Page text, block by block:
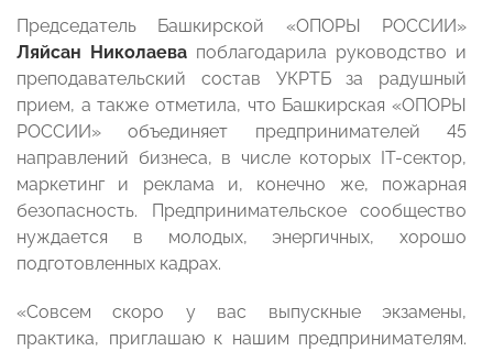
Председатель Башкирской «ОПОРЫ РОССИИ»
Ляйсан Николаева поблагодарила руководство и
преподавательский состав УКРТБ за радушный
прием, а также отметила, что Башкирская «ОПОРЫ
РОССИИ» объединяет предпринимателей 45
направлений бизнеса, в числе которых IT-сектор,
маркетинг и реклама и, конечно же, пожарная
безопасность. Предпринимательское сообщество
нуждается в молодых, энергичных, хорошо
подготовленных кадрах.
«Совсем скоро у вас выпускные экзамены,
практика, приглашаю к нашим предпринимателям.